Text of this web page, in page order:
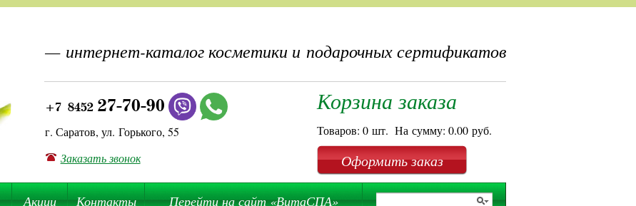
— интернет-каталог косметики и подарочных сертификатов
+7 845227-70-90
г. Саратов, ул. Горького, 55
Заказать звонок
Корзина заказа
Товаров: 0шт. На сумму: 0.00руб.
Оформить заказ
Акции Контакты Перейти на сайт «ВитаСПА»